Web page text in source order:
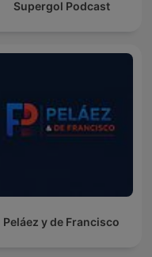
Supergol Podcast
Peláez y de Francisco